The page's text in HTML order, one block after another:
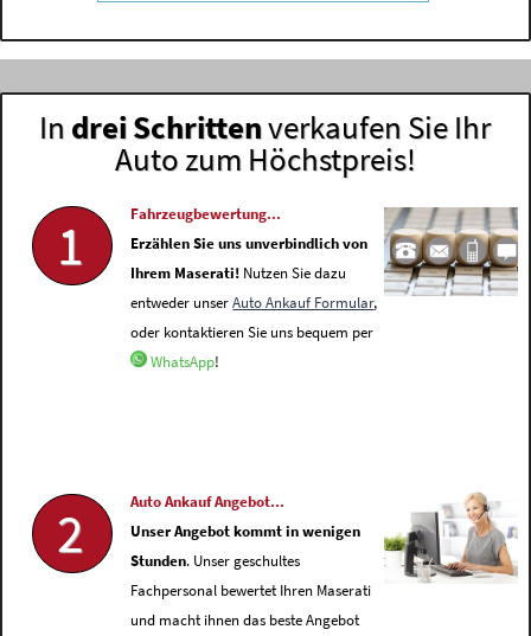
In drei Schrittenverkaufen Sie Ihr
Auto zum Höchstpreis!
1
Fahrzeugbewertung...
Erzählen Sie uns unverbindlich von
Ihrem Maserati! Nutzen Sie dazu
entweder unserAuto Ankauf Formular,
oder kontaktieren Sie uns bequem per
WhatsApp!
2
Auto Ankauf Angebot...
Unser Angebot kommt in wenigen
Stunden. Unser geschultes
Fachpersonal bewertet Ihren Maserati
und macht ihnen das beste Angebot